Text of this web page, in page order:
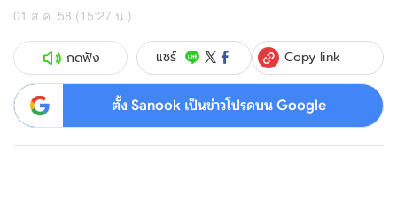
01 ส.ค. 58 (15:27 น.)
กดฟัง แชร์ Copy link
ตั้ง Sanook เป็นข่าวโปรดบน Google